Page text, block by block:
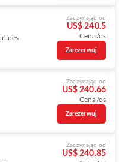
Zaczynając od
US$ 240.5
Cena/os
Zarezerwuj
Zaczynając od
US$ 240.66
Cena/os
Zarezerwuj
Zaczynając od
US$ 240.85